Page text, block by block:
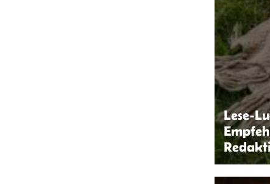
Lese-